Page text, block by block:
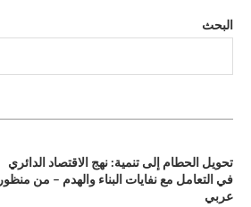
البحث
تحويل الحطام إلى تنمية: نهج الاقتصاد الدائري
في التعامل مع نفايات البناء والهدم – من منظور
عربي